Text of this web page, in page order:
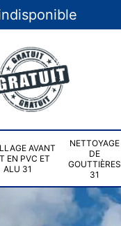
AVANT
EN PVC ET
ALU 31
NETTOYAGE
DE
GOUTTIÈRES
31